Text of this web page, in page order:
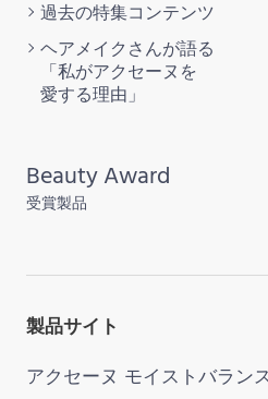
過去の特集コンテンツ
ヘアメイクさんが語る
「私がアクセーヌを
愛する理由」
Beauty Award
受賞製品
製品サイト
アクセーヌ モイストバラン